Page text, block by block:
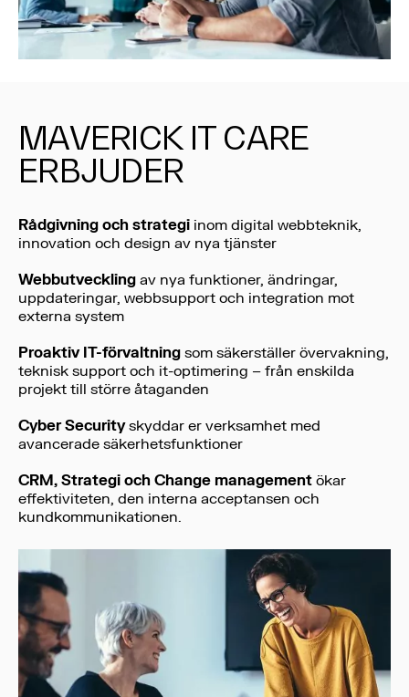
MAVERICK IT CARE
ERBJUDER
Rådgivning och strategi inom digital webbteknik,
innovation och design av nya tjänster
Webbutveckling av nya funktioner, ändringar,
uppdateringar, webbsupport och integration mot
externa system
Proaktiv IT-förvaltning som säkerställer övervakning,
teknisk support och it-optimering – från enskilda
projekt till större åtaganden
Cyber Securityskyddar er verksamhet med
avancerade säkerhetsfunktioner
CRM, Strategi och Change management ökar
effektiviteten, den interna acceptansen och
kundkommunikationen.